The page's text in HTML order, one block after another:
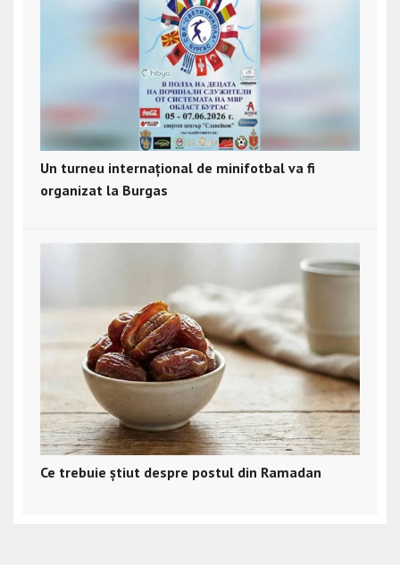
Un turneu internațional de minifotbal va fi
organizat la Burgas
Ce trebuie știut despre postul din Ramadan